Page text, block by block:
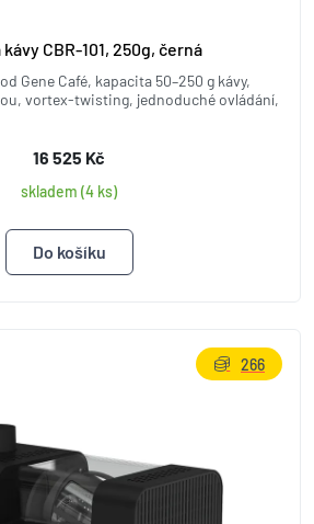
CBR-101, 250g, černá
Gene Café, kapacita 50–250 g kávy,
vortex-twisting, jednoduché ovládání,
16 525 Kč
skladem (4 ks)
266